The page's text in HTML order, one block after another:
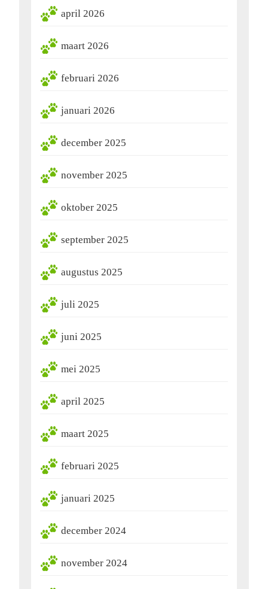
april 2026
maart 2026
februari 2026
januari 2026
december 2025
november 2025
oktober 2025
september 2025
augustus 2025
juli 2025
juni 2025
mei 2025
april 2025
maart 2025
februari 2025
januari 2025
december 2024
november 2024